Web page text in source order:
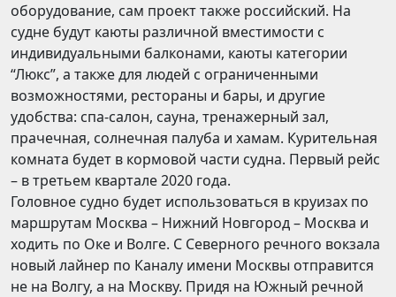
оборудование, сам проект также российский. На
судне будут каюты различной вместимости с
индивидуальными балконами, каюты категории
“Люкс”, а также для людей с ограниченными
возможностями, рестораны и бары, и другие
удобства: спа-салон, сауна, тренажерный зал,
прачечная, солнечная палуба и хамам. Курительная
комната будет в кормовой части судна. Первый рейс
– в третьем квартале 2020 года.
Головное судно будет использоваться в круизах по
маршрутам Москва – Нижний Новгород – Москва и
ходить по Оке и Волге. С Северного речного вокзала
новый лайнер по Каналу имени Москвы отправится
не на Волгу, а на Москву. Придя на Южный речной